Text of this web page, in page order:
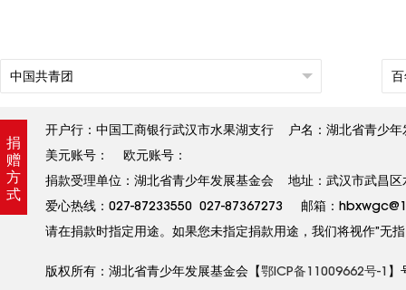
捐
赠
方
式
开户行：中国工商银行武汉市水果湖支行 户名：湖北省青
美元账号： 欧元账号：
捐款受理单位：湖北省青少年发展基金会 地址：武汉市武昌
爱心热线：027-87233550 027-87367273 邮箱：
请在捐款时指定用途。如果您未指定捐款用途，我们将视作”无
版权所有：湖北省青少年发展基金会【鄂ICP备11009662号-1 】